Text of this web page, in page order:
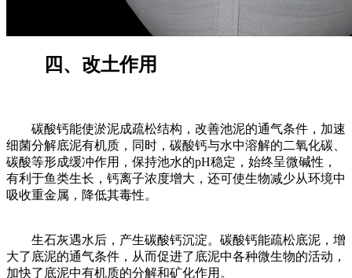
四、改土作用
碳酸钙能使淤泥成疏松结构，改善池泥的通气条件，加速
细菌分解底泥有机质，同时，碳酸钙与水中溶解的二氧化碳、
碳酸等形成缓冲作用，保持池水的pH稳定，始终呈微碱性，
有利于鱼类生长，钙离子浓度增大，还可使生物减少从环境中
吸收重金属，降低其毒性。
生石灰遇水后，产生碳酸钙沉淀。碳酸钙能疏松底泥，增
大了底泥的通气条件，从而促进了底泥中各种微生物的活动，
加快了底泥中有机质的分解和矿化作用。